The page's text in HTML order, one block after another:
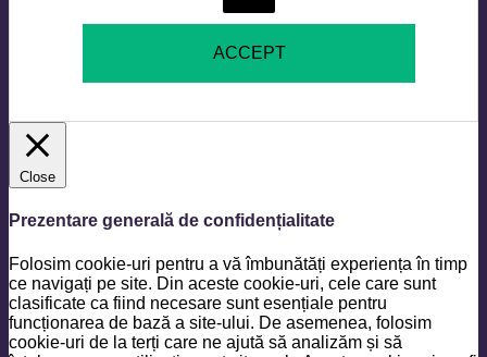
ACCEPT
Close
Prezentare generală de confidențialitate
Folosim cookie-uri pentru a vă îmbunătăți experiența în timp
ce navigați pe site. Din aceste cookie-uri, cele care sunt
clasificate ca fiind necesare sunt esențiale pentru
funcționarea de bază a site-ului. De asemenea, folosim
cookie-uri de la terți care ne ajută să analizăm și să